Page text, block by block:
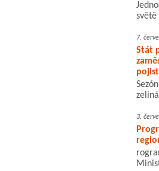
světě
7.
Stát
3.